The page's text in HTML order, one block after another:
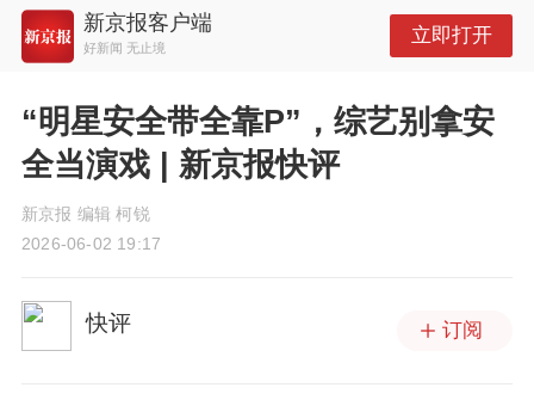
新京报客户端
好新闻 无止境
立即打开
“明星安全带全靠P”，综艺别拿安
全当演戏 | 新京报快评
新京报 编辑 柯锐
2026-06-02 19:17
快评 订阅